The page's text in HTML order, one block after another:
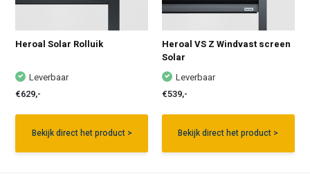
Heroal Solar Rolluik
Leverbaar
€629,-
Bekijk direct het product >
Heroal VS Z Windvast screen
Solar
Leverbaar
€539,-
Bekijk direct het product >